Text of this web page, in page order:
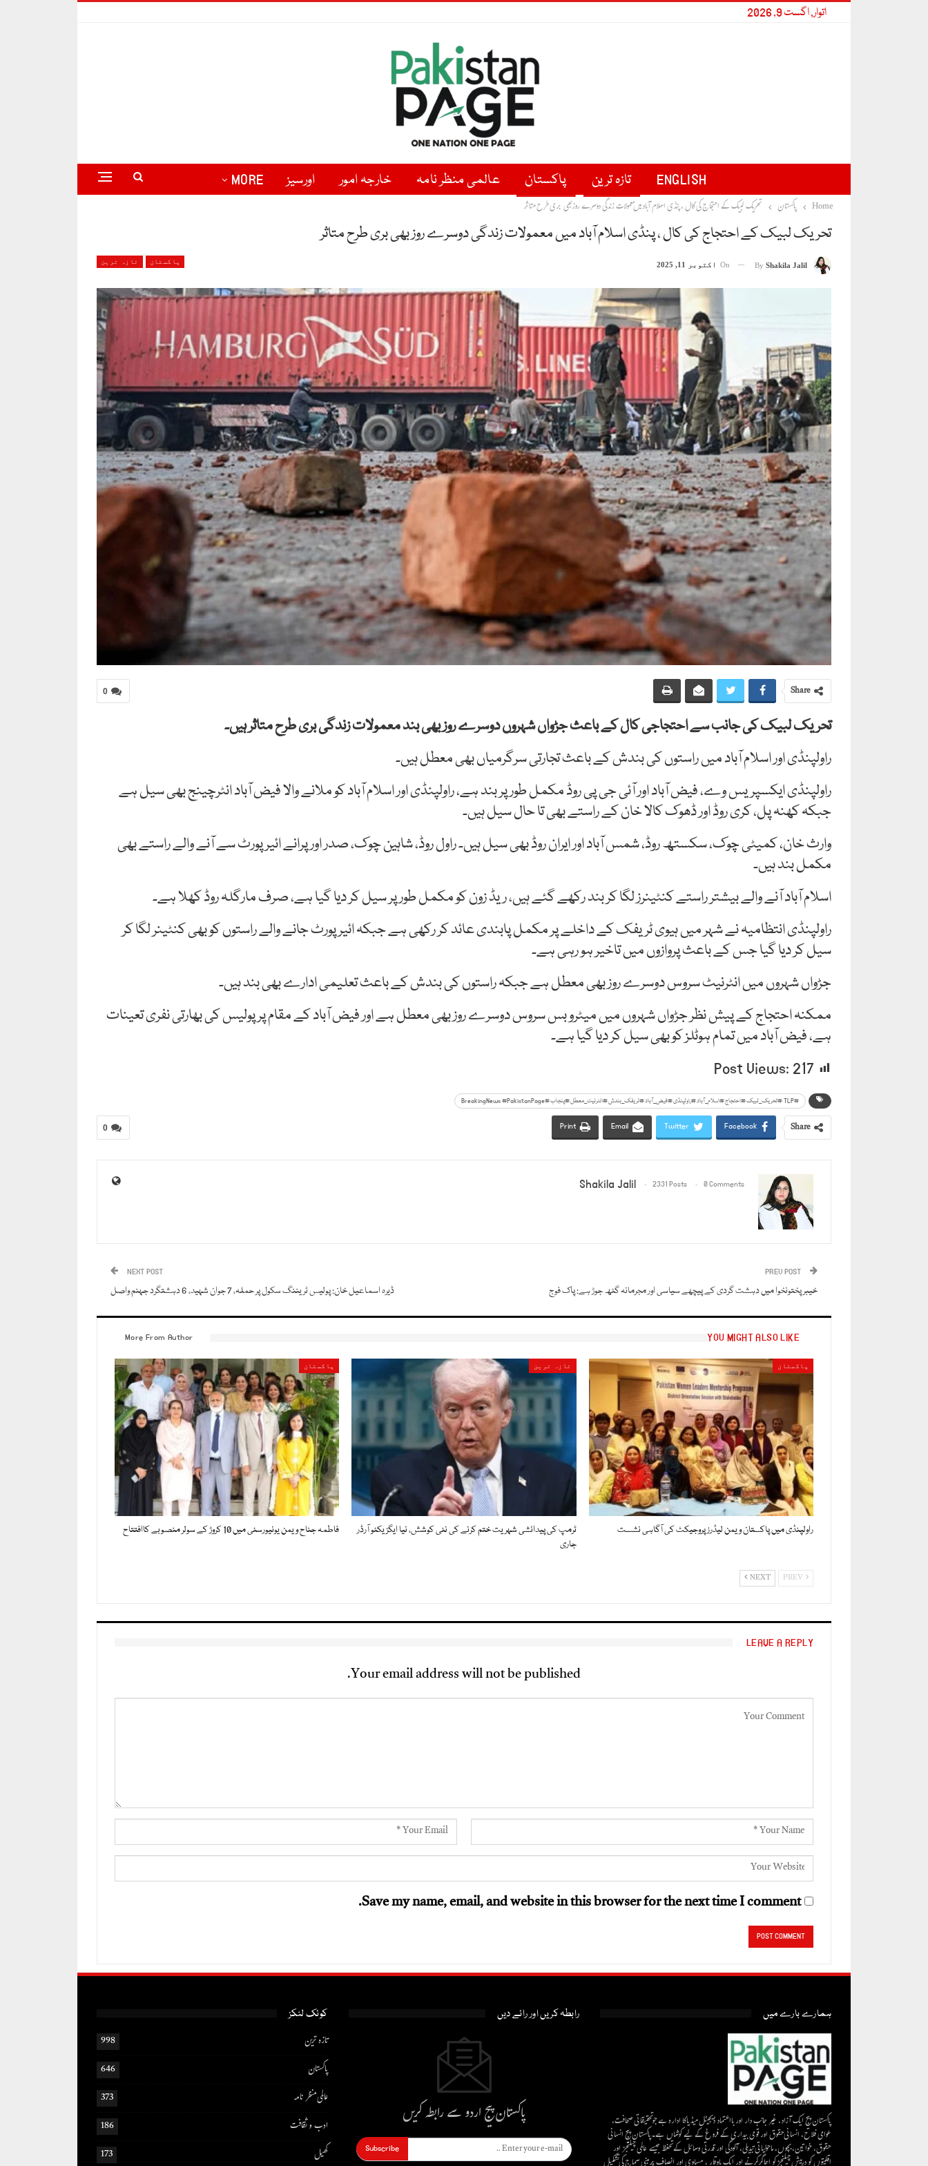
اتوار, اگست 9, 2026
ENGLISH تازہ ترین پاکستان عالمی منظر نامہ خارجہ امور اورسیز MORE
Home پاکستان
تحریک لبیک کے احتجاج کی کال ، پنڈی اسلام آباد میں معمولات زندگی دوسرے روز بھی بری طرح متاثر
تحریک لبیک کے احتجاج کی کال ، پنڈی اسلام آباد میں معمولات زندگی دوسرے روز بھی بری طرح متاثر
پاکستان تازہ ترین By Shakila Jalil
On اکتوبر 11, 2025
0
Share
تحریک لبیک کی جانب سے احتجاجی کال کے باعث جڑواں شہروں دوسرے روز بھی بند معمولات زندگی بری طرح متاثر ہیں۔
راولپنڈی اور اسلام آباد میں راستوں کی بندش کے باعث تجارتی سرگرمیاں بھی معطل ہیں۔
راولپنڈی ایکسپریس وے، فیض آباد اور آئی جی پی روڈ مکمل طور پر بند ہے، راولپنڈی اور اسلام آباد کو ملانے والا فیض آباد انٹرچینج بھی سیل ہے
جبکہ کھنہ پل، کری روڈ اور ڈھوک کالا خان کے راستے بھی تا حال سیل ہیں۔
وارث خان، کمیٹی چوک، سکستھ روڈ، شمس آباد اور ایران روڈ بھی سیل ہیں۔ راول روڈ، شاہین چوک، صدر اور پرانے ائیرپورٹ سے آنے والے راستے بھی
مکمل بند ہیں۔
اسلام آباد آنے والے بیشتر راستے کنٹینرز لگا کر بند رکھے گئے ہیں، ریڈ زون کو مکمل طور پر سیل کر دیا گیا ہے، صرف مارگلہ روڈ کھلا ہے۔
راولپنڈی انتظامیہ نے شہر میں ہیوی ٹریفک کے داخلے پر مکمل پابندی عائد کر رکھی ہے جبکہ ائیرپورٹ جانے والے راستوں کو بھی کنٹینر لگا کر
سیل کر دیا گیا جس کے باعث پروازوں میں تاخیر ہو رہی ہے۔
جڑواں شہروں میں انٹرنیٹ سروس دوسرے روز بھی معطل ہے جبکہ راستوں کی بندش کے باعث تعلیمی ادارے بھی بند ہیں۔
ممکنہ احتجاج کے پیش نظر جڑواں شہروں میں میٹرو بس سروس دوسرے روز بھی معطل ہے اور فیض آباد کے مقام پر پولیس کی بھارتی نفری تعینات
ہے، فیض آباد میں تمام ہوٹلز کو بھی سیل کر دیا گیا ہے۔
Post Views: 217
#TLP #تحریک_لبیک #احتجاج #اسلام_آباد #راولپنڈی #فیض_آباد #ٹریفک_بندش #انٹرنیٹ_معطل #پنجاب #BreakingNews #PakistanPage
0 Share
Facebook
Twitter
Email
Print
Shakila Jalil 2331 Posts 0 Comments
خیبرپختونخوا میں دہشت گردی کے پیچھے سیاسی اور مجرمانہ گٹھ جوڑ ہے: پاک فوج
NEXT POST
ڈیرہ اسماعیل خان: پولیس ٹریننگ سکول پر حملہ، 7 جوان شہید، 6 دہشتگرد جہنم واصل
YOU MIGHT ALSO LIKE
More From Author
پاکستان
راولپنڈی میں پاکستان ویمن لیڈرز پروجیکٹ کی آگاہی نشست
تازہ ترین
ٹرمپ کی پیدائشی شہریت ختم کرنے کی نئی کوشش، نیا ایگزیکٹو آرڈر
جاری
پاکستان
فاطمہ جناح ویمن یونیورسٹی میں 10 کروڑ کے سولر منصوبے کاافتتاح
NEXT
LEAVE A REPLY
Your email address will not be published.
Save my name, email, and website in this browser for the next time I comment.
ہمارے بارے میں
پاکستان پیج ایک آزاد، غیر جانب دار اور بااعتماد ڈیجیٹل میڈیاکا ادارہ ہے جو تحقیقاتی صحافت،
عوامی فلاح، انسانی حقوق اور قومی بیداری کے فروغ کے لیے کوشاں ہے۔پاکستان پیج انسانی
حقوق، خواتین، بچوں، ماحولیاتی تبدیلی، آلودگی اور قدرتی وسائل کے تحفظ جیسے عالمی چیلنجز اور
رابطہ کریں اور رائے دیں
پاکستان پیج اردو سے رابطہ کریں
Subscribe
کوئک لنکز
تازہ ترین
998
پاکستان
646
عالمی منظر نامہ
373
ادب و ثقافت
186
کھیل
173